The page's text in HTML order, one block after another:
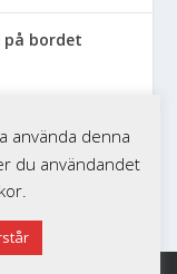
på bordet
bordet
använda denna
du användandet